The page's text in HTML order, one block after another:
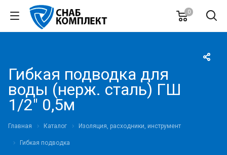
0
Гибкая подводка для
воды (нерж. сталь) ГШ
1/2" 0,5м
Главная Каталог Изоляция, расходники, инструмент
Гибкая подводка